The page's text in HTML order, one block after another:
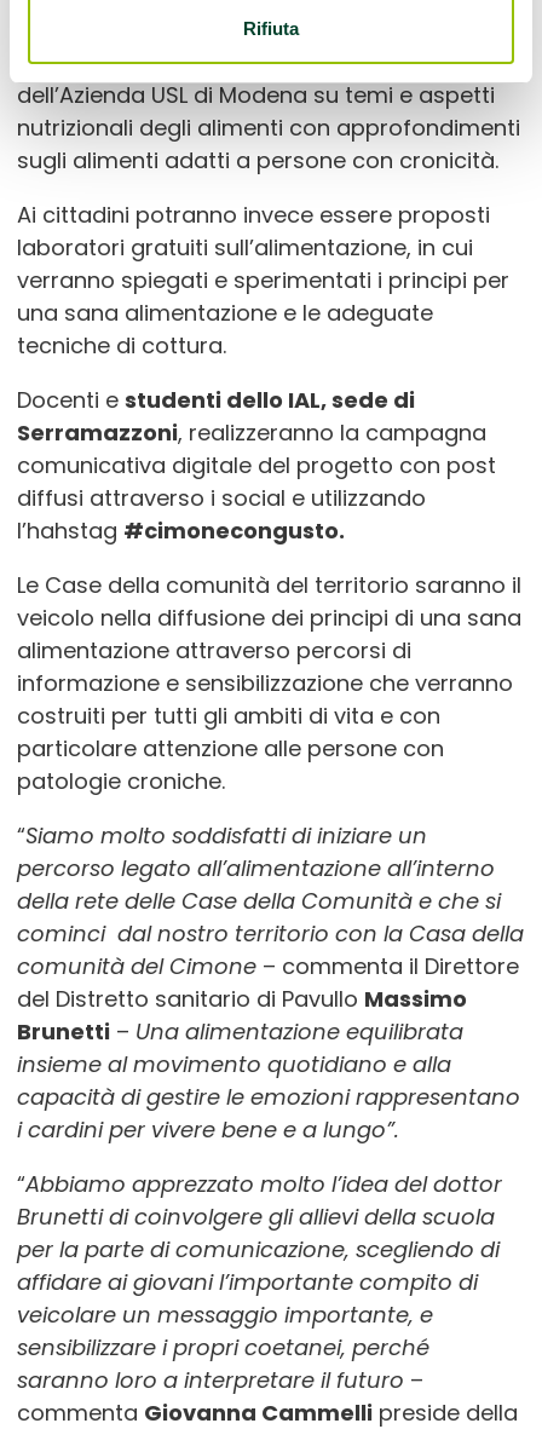
Rifiuta
gratuiti per nuovi ristoratori che vorranno
aderire a cura di esperti nutrizionisti e clinici
dell’Azienda USL di Modena su temi e aspetti
nutrizionali degli alimenti con approfondimenti
sugli alimenti adatti a persone con cronicità.
Ai cittadini potranno invece essere proposti
laboratori gratuiti sull’alimentazione, in cui
verranno spiegati e sperimentati i principi per
una sana alimentazione e le adeguate
tecniche di cottura.
Docenti e studenti dello IAL, sede di
Serramazzoni, realizzeranno la campagna
comunicativa digitale del progetto con post
diffusi attraverso i social e utilizzando
l’hahstag #cimonecongusto.
Le Case della comunità del territorio saranno il
veicolo nella diffusione dei principi di una sana
alimentazione attraverso percorsi di
informazione e sensibilizzazione che verranno
costruiti per tutti gli ambiti di vita e con
particolare attenzione alle persone con
patologie croniche.
“Siamo molto soddisfatti di iniziare un
percorso legato all’alimentazione all’interno
della rete delle Case della Comunità e che si
cominci dal nostro territorio con la Casa della
comunità del Cimone– commenta il Direttore
del Distretto sanitario di Pavullo Massimo
Brunetti– Una alimentazione equilibrata
insieme al movimento quotidiano e alla
capacità di gestire le emozioni rappresentano
i cardini per vivere bene e a lungo”.
“Abbiamo apprezzato molto l’idea del dottor
Brunetti di coinvolgere gli allievi della scuola
per la parte di comunicazione, scegliendo di
affidare ai giovani l’importante compito di
veicolare un messaggio importante, e
sensibilizzare i propri coetanei, perché
saranno loro a interpretare il futuro –
commenta Giovanna Cammellipreside della